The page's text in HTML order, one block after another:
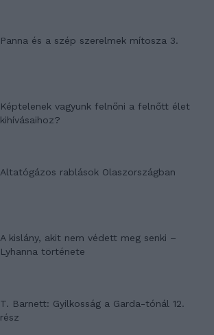
Panna és a szép szerelmek mítosza 3.
Képtelenek vagyunk felnőni a felnőtt élet
kihívásaihoz?
Altatógázos rablások Olaszországban
A kislány, akit nem védett meg senki –
Lyhanna története
T. Barnett: Gyilkosság a Garda-tónál 12.
rész